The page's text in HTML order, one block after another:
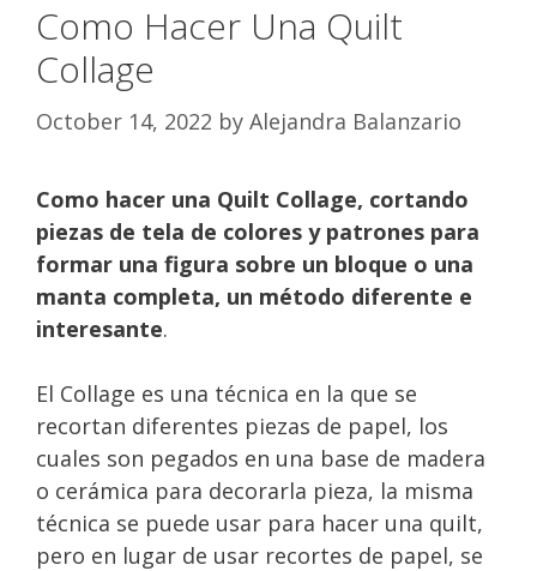
Como Hacer Una Quilt
Collage
October 14, 2022 by Alejandra Balanzario
Como hacer una Quilt Collage, cortando
piezas de tela de colores y patrones para
formar una figura sobre un bloque o una
manta completa, un método diferente e
interesante.
El Collage es una técnica en la que se
recortan diferentes piezas de papel, los
cuales son pegados en una base de madera
o cerámica para decorarla pieza, la misma
técnica se puede usar para hacer una quilt,
pero en lugar de usar recortes de papel, se